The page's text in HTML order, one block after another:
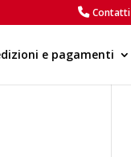
Contatti
e pagamenti